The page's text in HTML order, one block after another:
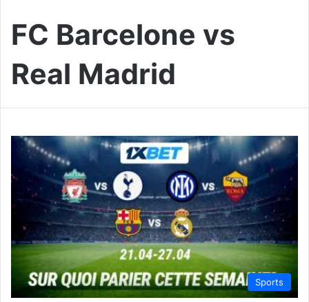
FC Barcelone vs
Real Madrid
Sports